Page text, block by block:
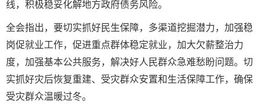
线，积极稳妥化解地方政府债务风险。
全会指出，要切实抓好民生保障，多渠道挖掘潜力，加强稳
岗促就业工作，促进重点群体稳定就业，加大欠薪整治力
度，加强基本公共服务，解决好人民群众急难愁盼问题。切
实抓好灾后恢复重建、受灾群众安置和生活保障工作，确保
受灾群众温暖过冬。